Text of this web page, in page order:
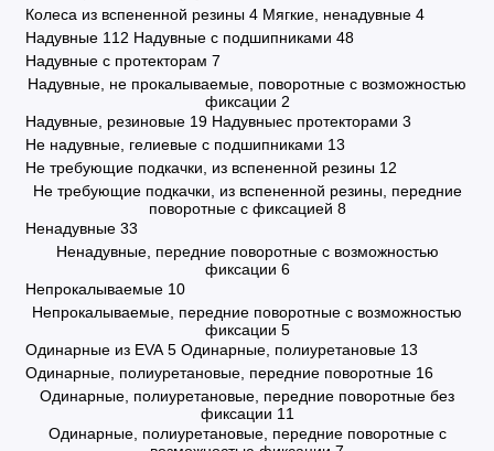
Колеса из вспененной резины 4 Мягкие, ненадувные 4
Надувные 112 Надувные с подшипниками 48
Надувные с протекторам 7
Надувные, не прокалываемые, поворотные с возможностью
фиксации 2
Надувные, резиновые 19 Надувныес протекторами 3
Не надувные, гелиевые с подшипниками 13
Не требующие подкачки, из вспененной резины 12
Не требующие подкачки, из вспененной резины, передние
поворотные с фиксацией 8
Ненадувные 33
Ненадувные, передние поворотные с возможностью
фиксации 6
Непрокалываемые 10
Непрокалываемые, передние поворотные с возможностью
фиксации 5
Одинарные из EVA 5 Одинарные, полиуретановые 13
Одинарные, полиуретановые, передние поворотные 16
Одинарные, полиуретановые, передние поворотные без
фиксации 11
Одинарные, полиуретановые, передние поворотные с